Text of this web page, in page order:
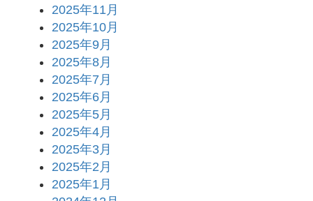
2025年11月
2025年10月
2025年9月
2025年8月
2025年7月
2025年6月
2025年5月
2025年4月
2025年3月
2025年2月
2025年1月